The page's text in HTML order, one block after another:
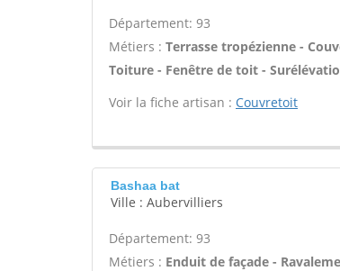
Département: 93
Métiers : Terrasse tropézienne -
Toiture - Fenêtre de toit -
Voir la fiche artisan : Couvretoit
Bashaa bat
Ville : Aubervilliers
Département: 93
Métiers : Enduit de façade -